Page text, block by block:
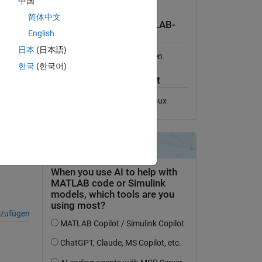
mtl-
Kompatibilität der MATLAB-
Version
Kompatibel mit allen Versionen
Plattform-Kompatibilität
Linux
简体中文
English
日本 (日本語)
한국 (한국어)